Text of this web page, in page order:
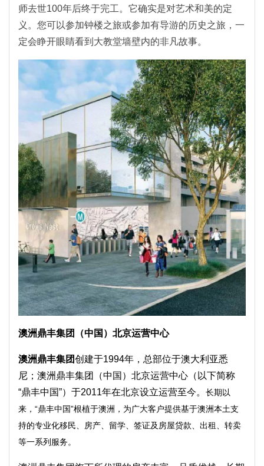
师去世100年后终于完工。它确实是对艺术和美的定
义。您可以参加钟楼之旅或参加有导游的历史之旅，一
定会睁开眼睛看到大教堂墙壁内的非凡故事。
澳洲鼎丰集团（中国）北京运营中心
澳洲鼎丰集团创建于1994年，总部位于澳大利亚悉
尼；澳洲鼎丰集团（中国）北京运营中心（以下简称
“鼎丰中国”）于2011年在北京设立运营至今。 长期以
来，“鼎丰中国”根植于澳洲，为广大客户提供基于澳洲本土支
持的专业化移民、房产、留学、签证及房屋贷款、出租、转卖
等一系列服务。